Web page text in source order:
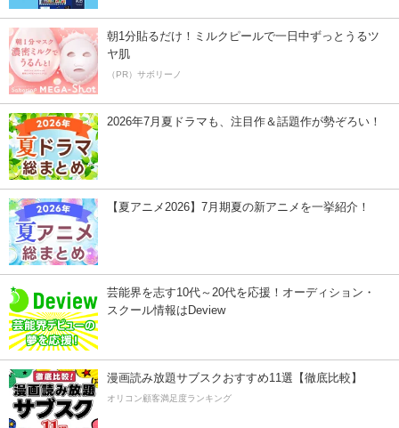
朝1分貼るだけ！ミルクピールで一日中ずっとうるツ
ヤ肌
（PR）サボリーノ
2026年7月夏ドラマも、注目作＆話題作が勢ぞろい！
【夏アニメ2026】7月期夏の新アニメを一挙紹介！
芸能界を志す10代～20代を応援！オーディション・
スクール情報はDeview
漫画読み放題サブスクおすすめ11選【徹底比較】
オリコン顧客満足度ランキング